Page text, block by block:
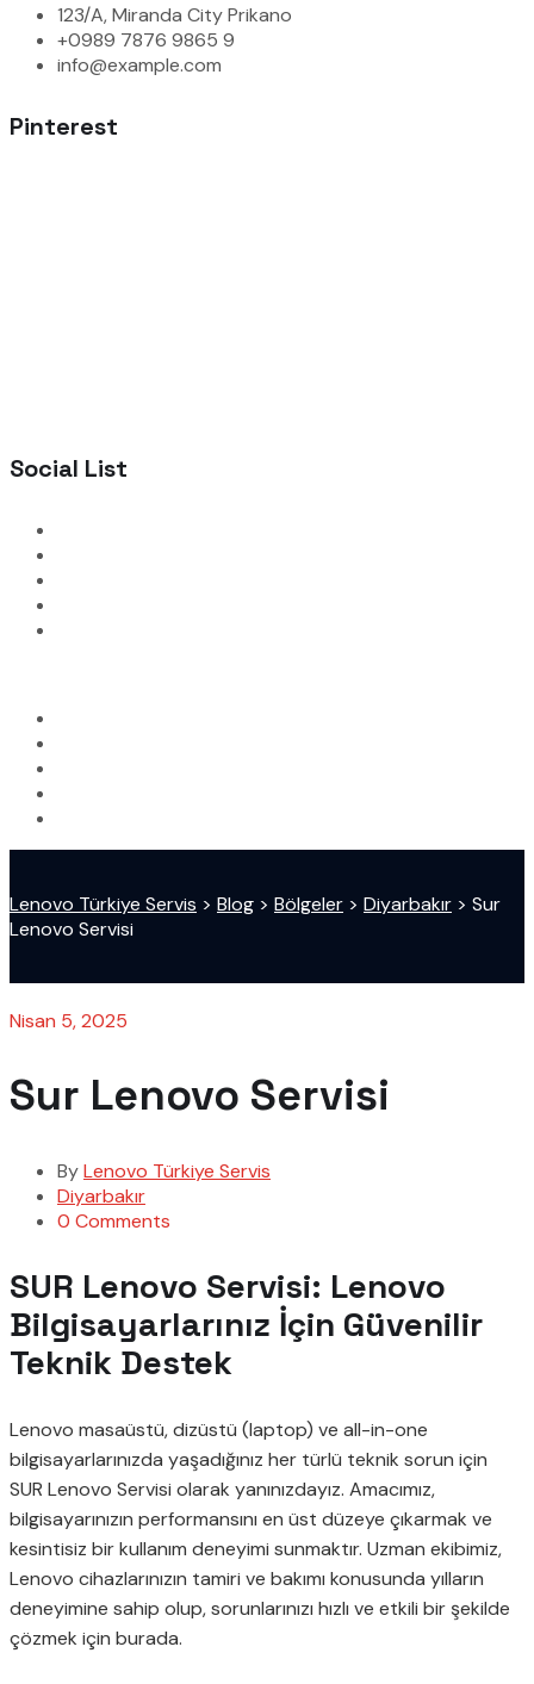
123/A, Miranda City Prikano
+0989 7876 9865 9
info@example.com
Pinterest
Social List
Lenovo Türkiye Servis > Blog > Bölgeler > Diyarbakır > Sur
Lenovo Servisi
Nisan 5, 2025
Sur Lenovo Servisi
ByLenovo Türkiye Servis
Diyarbakır
0 Comments
SUR Lenovo Servisi: Lenovo
Bilgisayarlarınız İçin Güvenilir
Teknik Destek
Lenovo masaüstü, dizüstü (laptop) ve all-in-one
bilgisayarlarınızda yaşadığınız her türlü teknik sorun için
SUR Lenovo Servisi olarak yanınızdayız. Amacımız,
bilgisayarınızın performansını en üst düzeye çıkarmak ve
kesintisiz bir kullanım deneyimi sunmaktır. Uzman ekibimiz,
Lenovo cihazlarınızın tamiri ve bakımı konusunda yılların
deneyimine sahip olup, sorunlarınızı hızlı ve etkili bir şekilde
çözmek için burada.